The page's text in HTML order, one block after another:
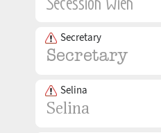
Secretary
Selina